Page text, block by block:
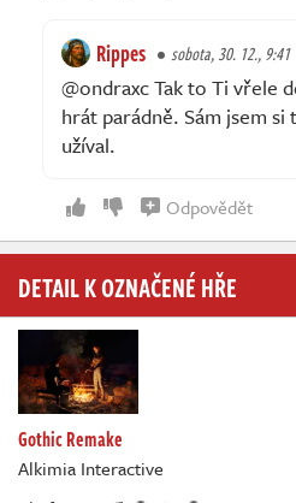
Rippes sobota, 30. 12., 9:41
@ondraxc Tak to Ti vřele
hrát parádně. Sám jsem si
užíval.
Odpovědět
DETAIL K OZNAČENÉ HŘE
Gothic Remake
Alkimia Interactive